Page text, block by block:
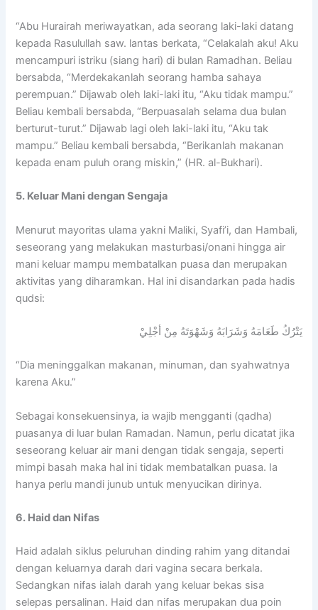
“Abu Hurairah meriwayatkan, ada seorang laki-laki datang
kepada Rasulullah saw. lantas berkata, “Celakalah aku! Aku
mencampuri istriku (siang hari) di bulan Ramadhan. Beliau
bersabda, “Merdekakanlah seorang hamba sahaya
perempuan.” Dijawab oleh laki-laki itu, “Aku tidak mampu.”
Beliau kembali bersabda, “Berpuasalah selama dua bulan
berturut-turut.” Dijawab lagi oleh laki-laki itu, “Aku tak
mampu.” Beliau kembali bersabda, “Berikanlah makanan
kepada enam puluh orang miskin,” (HR. al-Bukhari).
5. Keluar Mani dengan Sengaja
Menurut mayoritas ulama yakni Maliki, Syafi’i, dan Hambali,
seseorang yang melakukan masturbasi/onani hingga air
mani keluar mampu membatalkan puasa dan merupakan
aktivitas yang diharamkan. Hal ini disandarkan pada hadis
qudsi:
يَتْرُكُ طَعَامَهُ وَشَرَابَهُ وَشَهْوَتَهُ مِنْ أجْلِيْ
“Dia meninggalkan makanan, minuman, dan syahwatnya
karena Aku.”
Sebagai konsekuensinya, ia wajib mengganti (qadha)
puasanya di luar bulan Ramadan. Namun, perlu dicatat jika
seseorang keluar air mani dengan tidak sengaja, seperti
mimpi basah maka hal ini tidak membatalkan puasa. Ia
hanya perlu mandi junub untuk menyucikan dirinya.
6. Haid dan Nifas
Haid adalah siklus peluruhan dinding rahim yang ditandai
dengan keluarnya darah dari vagina secara berkala.
Sedangkan nifas ialah darah yang keluar bekas sisa
selepas persalinan. Haid dan nifas merupakan dua poin